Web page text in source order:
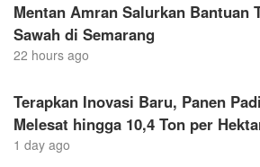
Mentan Amran Salurkan Bantuan
Sawah di Semarang
22 hours ago
Terapkan Inovasi Baru, Panen
Melesat hingga 10,4 Ton per
1 day ago